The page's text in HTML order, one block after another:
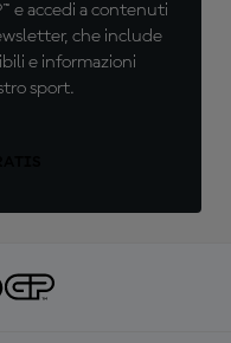
e accedi a contenuti
che include
e informazioni
sport.